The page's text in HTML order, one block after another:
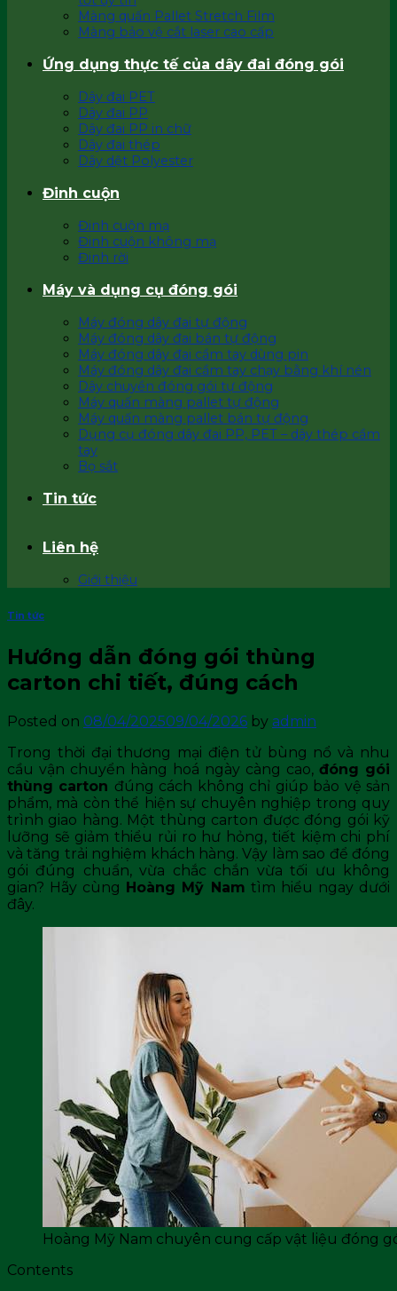
Màng quấn Pallet Stretch Film
Màng bảo vệ cắt laser cao cấp
Ứng dụng thực tế của dây đai đóng gói
Dây đai PET
Dây đai PP
Dây đai PP in chữ
Dây đai thép
Dây dệt Polyester
Đinh cuộn
Đinh cuộn mạ
Đinh cuộn không mạ
Đinh rời
Máy và dụng cụ đóng gói
Máy đóng dây đai tự động
Máy đóng dây đai bán tự động
Máy đóng dây đai cầm tay dùng pin
Máy đóng dây đai cầm tay chạy bằng khí nén
Dây chuyền đóng gói tự động
Máy quấn màng pallet tự động
Máy quấn màng pallet bán tự động
Dụng cụ đóng dây đai PP, PET – dây thép cầm
tay
Bọ sắt
Tin tức
Liên hệ
Giới thiệu
Tin tức
Hướng dẫn đóng gói thùng
carton chi tiết, đúng cách
Posted on 08/04/202509/04/2026 by admin
Trong thời đại thương mại điện tử bùng nổ và nhu
cầu vận chuyển hàng hoá ngày càng cao, đóng gói
thùng carton đúng cách không chỉ giúp bảo vệ sản
phẩm, mà còn thể hiện sự chuyên nghiệp trong quy
trình giao hàng. Một thùng carton được đóng gói kỹ
lưỡng sẽ giảm thiểu rủi ro hư hỏng, tiết kiệm chi phí
và tăng trải nghiệm khách hàng. Vậy làm sao để đóng
gói đúng chuẩn, vừa chắc chắn vừa tối ưu không
gian? Hãy cùng Hoàng Mỹ Nam tìm hiểu ngay dưới
đây.
Hoàng Mỹ Nam chuyên cung cấp vật liệu đóng
Contents